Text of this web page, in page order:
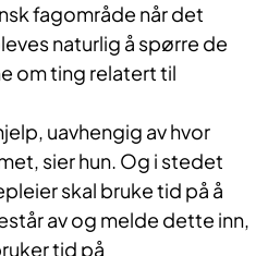
fagområde når det
naturlig å spørre de
om ting relatert til
uavhengig av hvor
sier hun. Og i stedet
skal bruke tid på å
av og melde dette inn,
tid på